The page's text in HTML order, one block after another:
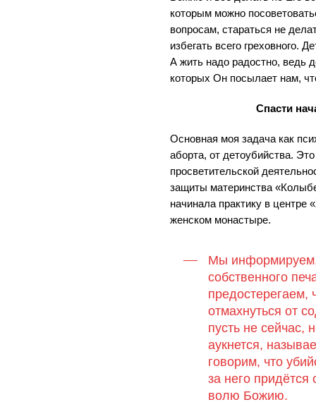
которым можно
вопросам, стараться не
избегать всего греховного.
А жить надо радостно, ведь
которых Он посылает нам,
Спасти
Основная моя задача как
аборта, от детоубийства.
просветительской
защиты материнства
начинала практику в
женском монастыре.
Мы
собственного
предостерегаем,
отмахнуться от
пусть не сейчас,
аукнется,
говорим, что
за него
волю Божию.